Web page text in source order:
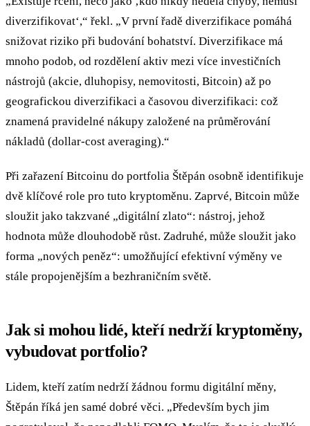
diverzifikovat‘,“ řekl. „V první řadě diverzifikace pomáhá
snižovat riziko při budování bohatství. Diverzifikace má
mnoho podob, od rozdělení aktiv mezi více investičních
nástrojů (akcie, dluhopisy, nemovitosti, Bitcoin) až po
geografickou diverzifikaci a časovou diverzifikaci: což
znamená pravidelné nákupy založené na průměrování
nákladů (dollar-cost averaging).“
Při zařazení Bitcoinu do portfolia Štěpán osobně identifikuje
dvě klíčové role pro tuto kryptoměnu. Zaprvé, Bitcoin může
sloužit jako takzvané „digitální zlato“: nástroj, jehož
hodnota může dlouhodobě růst. Zadruhé, může sloužit jako
forma „nových peněz“: umožňující efektivní výměny ve
stále propojenějším a bezhraničním světě.
Jak si mohou lidé, kteří nedrží kryptoměny,
vybudovat portfolio?
Lidem, kteří zatím nedrží žádnou formu digitální měny,
Štěpán říká jen samé dobré věci. „Především bych jim